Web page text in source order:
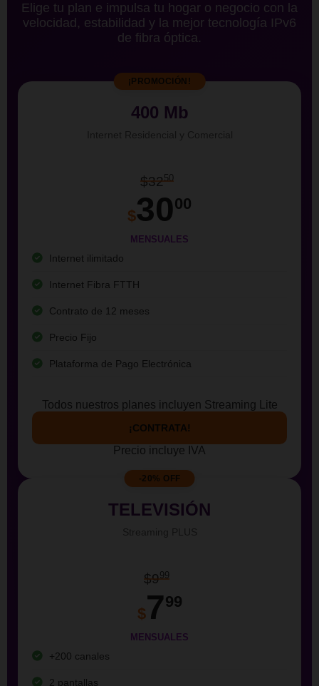
Elige tu plan e impulsa tu hogar o negocio con la
velocidad, estabilidad y la mejor tecnología IPv6
de fibra óptica.
¡PROMOCIÓN!
400 Mb
$3250
$3000
MENSUALES
Internet ilimitado
Internet Fibra FTTH
Contrato de 12 meses
Precio Fijo
Plataforma de Pago Electrónica
Todos nuestros planes incluyen Streaming Lite
¡CONTRATA!
Precio incluye IVA
-20% OFF
TELEVISIÓN
$999
$799
MENSUALES
+200 canales
2 pantallas